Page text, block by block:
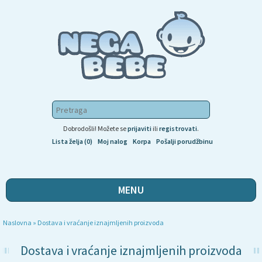
Dobrodošli! Možete seprijaviti ili registrovati.
Lista želja (0)
Moj nalog Korpa Pošalji porudžbinu
MENU
Naslovna » Dostava i vraćanje iznajmljenih proizvoda
Dostava i vraćanje iznajmljenih proizvoda